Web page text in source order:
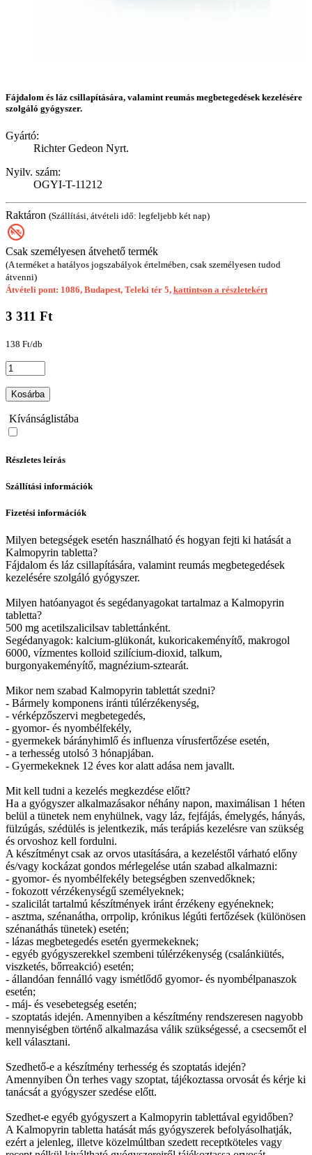
Fájdalom és láz csillapítására, valamint reumás megbetegedések kezelésére
szolgáló gyógyszer.
Gyártó:
Richter Gedeon Nyrt.
Nyilv. szám:
OGYI-T-11212
Raktáron (Szállítási, átvételi idő: legfeljebb két nap)
Csak személyesen átvehető termék
(A terméket a hatályos jogszabályok értelmében, csak személyesen tudod
átvenni)
Átvételi pont: 1086, Budapest, Teleki tér 5, kattintson a részletekért
3 311 Ft
138 Ft/db
Kosárba
Kívánságlistába
Részletes leírás
Szállítási információk
Fizetési információk
Milyen betegségek esetén használható és hogyan fejti ki hatását a
Kalmopyrin tabletta?
Fájdalom és láz csillapítására, valamint reumás megbetegedések
kezelésére szolgáló gyógyszer.
Milyen hatóanyagot és segédanyagokat tartalmaz a Kalmopyrin
tabletta?
500 mg acetilszalicilsav tablettánként.
Segédanyagok: kalcium-glükonát, kukoricakeményítő, makrogol
6000, vízmentes kolloid szilícium-dioxid, talkum,
burgonyakeményítő, magnézium-sztearát.
Mikor nem szabad Kalmopyrin tablettát szedni?
- Bármely komponens iránti túlérzékenység,
- vérképzőszervi megbetegedés,
- gyomor- és nyombélfekély,
- gyermekek bárányhimlő és influenza vírusfertőzése esetén,
- a terhesség utolsó 3 hónapjában.
- Gyermekeknek 12 éves kor alatt adása nem javallt.
Mit kell tudni a kezelés megkezdése előtt?
Ha a gyógyszer alkalmazásakor néhány napon, maximálisan 1 héten
belül a tünetek nem enyhülnek, vagy láz, fejfájás, émelygés, hányás,
fülzúgás, szédülés is jelentkezik, más terápiás kezelésre van szükség
és orvoshoz kell fordulni.
A készítményt csak az orvos utasítására, a kezeléstől várható előny
és/vagy kockázat gondos mérlegelése után szabad alkalmazni:
- gyomor- és nyombélfekély betegségben szenvedőknek;
- fokozott vérzékenységű személyeknek;
- szalicilát tartalmú készítmények iránt érzékeny egyéneknek;
- asztma, szénanátha, orrpolip, krónikus légúti fertőzések (különösen
szénanáthás tünetek) esetén;
- lázas megbetegedés esetén gyermekeknek;
- egyéb gyógyszerekkel szembeni túlérzékenység (csalánkiütés,
viszketés, bőrreakció) esetén;
- állandóan fennálló vagy ismétlődő gyomor- és nyombélpanaszok
esetén;
- máj- és vesebetegség esetén;
- szoptatás idején. Amennyiben a készítmény rendszeresen nagyobb
mennyiségben történő alkalmazása válik szükségessé, a csecsemőt el
kell választani.
Szedhető-e a készítmény terhesség és szoptatás idején?
Amennyiben Ön terhes vagy szoptat, tájékoztassa orvosát és kérje ki
tanácsát a gyógyszer szedése előtt.
Szedhet-e egyéb gyógyszert a Kalmopyrin tablettával egyidőben?
A Kalmopyrin tabletta hatását más gyógyszerek befolyásolhatják,
ezért a jelenleg, illetve közelmúltban szedett receptköteles vagy